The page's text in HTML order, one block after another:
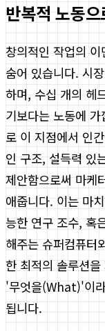
반복적 노동
창의적인 작업의
숨어 있습니다. 시
하며, 수십 개의 헤
기보다는 노동에 가
로 이 지점에서 인
인 구조, 설득력 있
제안함으로써 마케
애줍니다. 이는 마
능한 연구 조수, 혹
해주는 슈퍼컴퓨
한 최적의 솔루션
'무엇을(What)'이
됩니다.